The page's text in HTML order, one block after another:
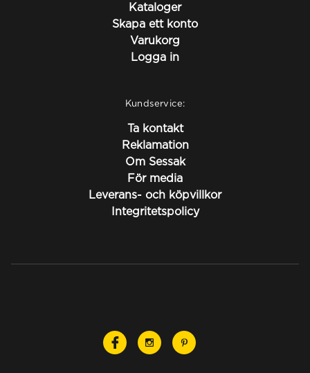
Kataloger
Skapa ett konto
Varukorg
Logga in
Kundservice:
Ta kontakt
Reklamation
Om Sessak
För media
Leverans- och köpvillkor
Integritetspolicy